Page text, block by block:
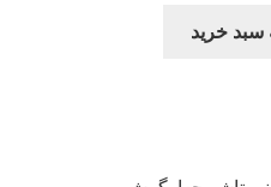
سبد خرید